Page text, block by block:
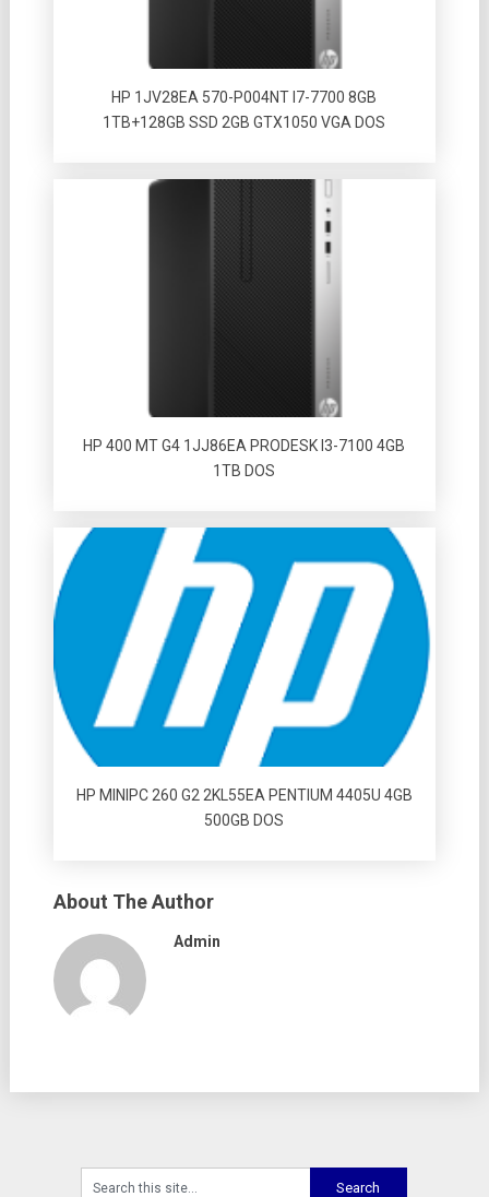
HP 1JV28EA 570-P004NT I7-7700 8GB
1TB+128GB SSD 2GB GTX1050 VGA DOS
HP 400 MT G4 1JJ86EA PRODESK I3-7100 4GB
1TB DOS
HP MINIPC 260 G2 2KL55EA PENTIUM 4405U 4GB
500GB DOS
About The Author
Admin